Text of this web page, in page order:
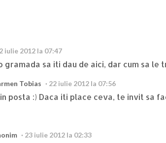
iulie 2012 la 07:47
gramada sa iti dau de aici, dar cum sa le
Tobias 22 iulie 2012 la 07:56
posta :) Daca iti place ceva, te invit sa
23 iulie 2012 la 02:33